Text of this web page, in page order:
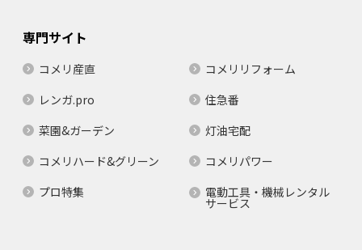
専門サイト
コメリ産直
コメリリフォーム
レンガ.pro
住急番
菜園&ガーデン
灯油宅配
コメリハード&グリーン
コメリパワー
プロ特集
電動工具・機械レンタル
サービス